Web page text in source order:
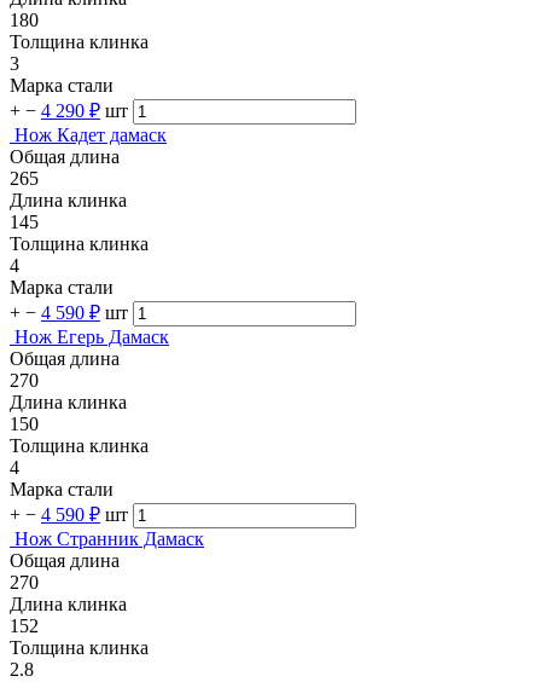
180
Толщина клинка
3
Марка стали
+ − 4 290 ₽ шт
Нож Кадет дамаск
Общая длина
265
Длина клинка
145
Толщина клинка
4
Марка стали
+ − 4 590 ₽ шт
Нож Егерь Дамаск
Общая длина
270
Длина клинка
150
Толщина клинка
4
Марка стали
+ − 4 590 ₽ шт
Нож Странник Дамаск
Общая длина
270
Длина клинка
152
Толщина клинка
2.8